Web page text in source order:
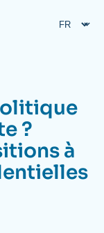
?
à